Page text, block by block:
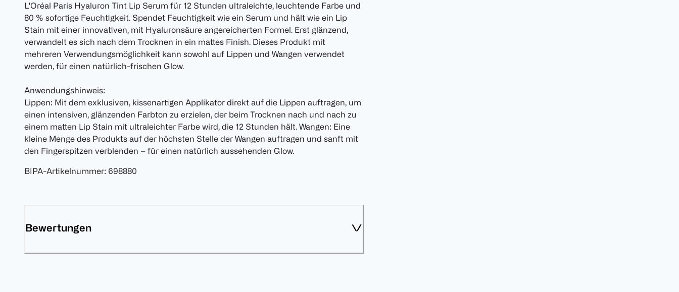
L'Oréal Paris Hyaluron Tint Lip Serum für 12 Stunden ultraleichte, leuchtende Farbe und
80 % sofortige Feuchtigkeit. Spendet Feuchtigkeit wie ein Serum und hält wie ein Lip
Stain mit einer innovativen, mit Hyaluronsäure angereicherten Formel. Erst glänzend,
verwandelt es sich nach dem Trocknen in ein mattes Finish. Dieses Produkt mit
mehreren Verwendungsmöglichkeit kann sowohl auf Lippen und Wangen verwendet
werden, für einen natürlich-frischen Glow.
Anwendungshinweis:
Lippen: Mit dem exklusiven, kissenartigen Applikator direkt auf die Lippen auftragen, um
einen intensiven, glänzenden Farbton zu erzielen, der beim Trocknen nach und nach zu
einem matten Lip Stain mit ultraleichter Farbe wird, die 12 Stunden hält. Wangen: Eine
kleine Menge des Produkts auf der höchsten Stelle der Wangen auftragen und sanft mit
den Fingerspitzen verblenden – für einen natürlich aussehenden Glow.
BIPA-Artikelnummer: 698880
Bewertungen